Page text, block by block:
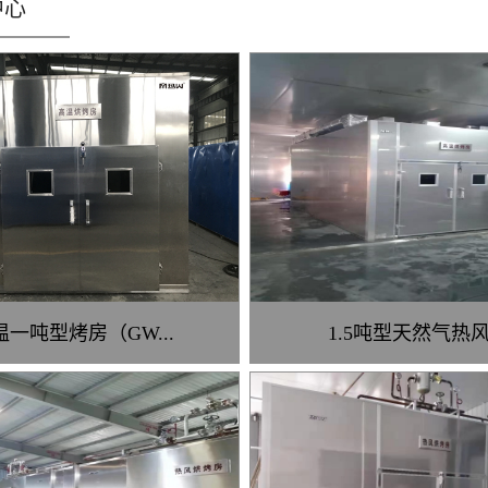
心
一吨型烤房（GW... 1.5吨型天然气热